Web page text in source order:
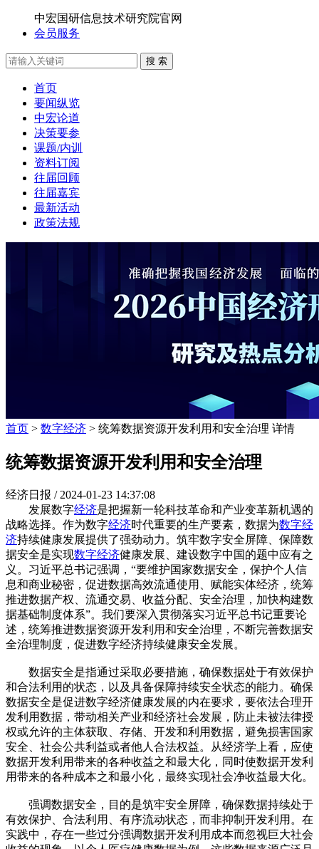
中宏国研信息技术研究院官网
会员服务
搜 索
首页
要闻纵览
中宏论道
决策要参
课题/内训
资料订阅
往届回顾
往届嘉宾
最新活动
政策法规
首页 > 数字经济 > 统筹数据资源开发利用和安全治理 详情
统筹数据资源开发利用和安全治理
经济日报 / 2024-01-23 14:37:08
发展数字经济是把握新一轮科技革命和产业变革新机遇的
战略选择。作为数字经济时代重要的生产要素，数据为数字经
济持续健康发展提供了强劲动力。筑牢数字安全屏障、保障数
据安全是实现数字经济健康发展、建设数字中国的题中应有之
义。习近平总书记强调，“要维护国家数据安全，保护个人信
息和商业秘密，促进数据高效流通使用、赋能实体经济，统筹
推进数据产权、流通交易、收益分配、安全治理，加快构建数
据基础制度体系”。我们要深入贯彻落实习近平总书记重要论
述，统筹推进数据资源开发利用和安全治理，不断完善数据安
全治理制度，促进数字经济持续健康安全发展。
数据安全是指通过采取必要措施，确保数据处于有效保护
和合法利用的状态，以及具备保障持续安全状态的能力。确保
数据安全是促进数字经济健康发展的内在要求，要依法合理开
发利用数据，带动相关产业和经济社会发展，防止未被法律授
权或允许的主体获取、存储、开发和利用数据，避免损害国家
安全、社会公共利益或者他人合法权益。从经济学上看，应使
数据开发利用带来的各种收益之和最大化，同时使数据开发利
用带来的各种成本之和最小化，最终实现社会净收益最大化。
强调数据安全，目的是筑牢安全屏障，确保数据持续处于
有效保护、合法利用、有序流动状态，而非抑制开发利用。在
实践中，存在一些过分强调数据开发利用成本而忽视巨大社会